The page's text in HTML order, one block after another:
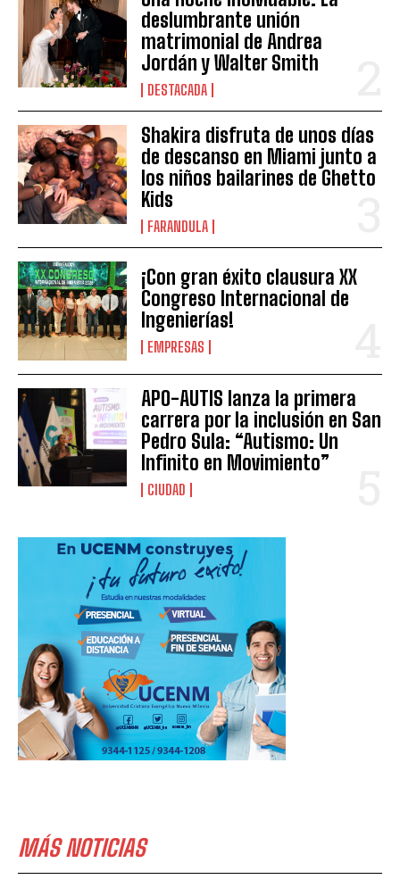
deslumbrante unión
matrimonial de Andrea
Jordán y Walter Smith
DESTACADA
Shakira disfruta de unos días
de descanso en Miami junto a
los niños bailarines de Ghetto
Kids
FARANDULA
¡Con gran éxito clausura XX
Congreso Internacional de
Ingenierías!
EMPRESAS
APO-AUTIS lanza la primera
carrera por la inclusión en San
Pedro Sula: “Autismo: Un
Infinito en Movimiento”
CIUDAD
MÁS NOTICIAS